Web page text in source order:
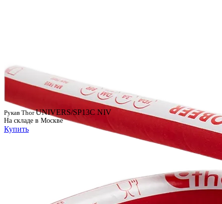
Рукав ThorUNIVERS/SP13C NIV
На складе в Москве
Купить